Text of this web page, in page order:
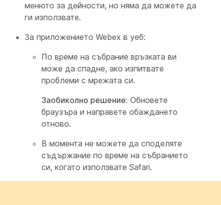
менюто за дейности, но няма да можете да
ги използвате.
За приложението Webex в уеб:
По време на събрание връзката ви
може да спадне, ако изпитвате
проблеми с мрежата си.
Заобиколно решение: Обновете
браузъра и направете обаждането
отново.
В момента не можете да споделяте
съдържание по време на събранието
си, когато използвате Safari.